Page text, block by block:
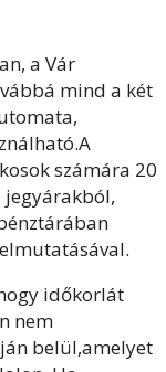
a Vár
mind a két
A
számára 20
jegyárakból,
időkorlát
nem
belül,amelyet